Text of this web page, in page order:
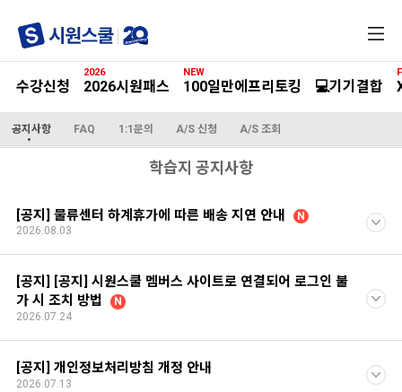
메
수강신청 2026시원패스
2026
100일만에프리토킹
NEW
💻기기결합
공지사항 FAQ 1:1문의 A/S 신청 A/S 조회
학습지 공지사항
[공지] 물류센터 하계휴가에 따른 배송 지연 안내
N
2026.08.03
[공지] [공지] 시원스쿨 멤버스 사이트로 연결되어 로그인 불
가 시 조치 방법
N
2026.07.24
[공지] 개인정보처리방침 개정 안내
2026.07.13